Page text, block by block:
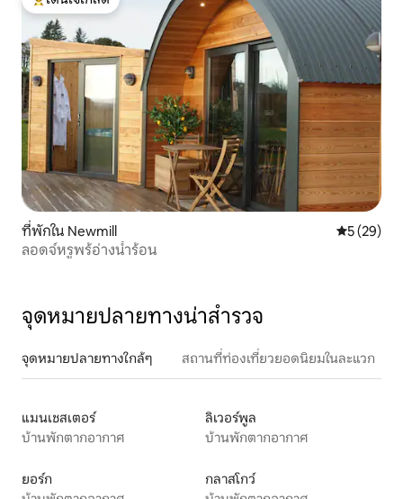
โดนใจเกสต์ที่สุด
ที่พักใน Newmill คะแนนเฉลี่
5 (29)
ลอดจ์หรูพร้อ่างน้ำร้อน
จุดหมายปลายทางน่าสำรวจ
จุดหมายปลายทางใกล้ๆ สถานที่ท่องเที่ยวยอดนิยมในละแวก
แมนเชสเตอร์
บ้านพักตากอากาศ
ลิเวอร์พูล
บ้านพักตากอากาศ
ยอร์ก
กลาสโกว์